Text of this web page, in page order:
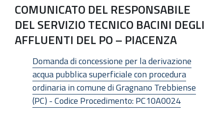
COMUNICATO DEL RESPONSABILE
DEL SERVIZIO TECNICO BACINI DEGLI
AFFLUENTI DEL PO – PIACENZA
Domanda di concessione per la derivazione
acqua pubblica superficiale con procedura
ordinaria in comune di Gragnano Trebbiense
(PC) - Codice Procedimento: PC10A0024